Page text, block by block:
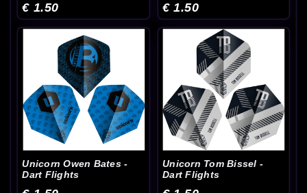
€ 1.50 € 1.50
Unicorn Owen Bates -
Dart Flights
Unicorn Tom Bissel -
Dart Flights